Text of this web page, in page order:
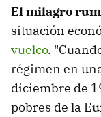
El milagro
situación
vuelco.
régimen en
diciembre de
pobres de la